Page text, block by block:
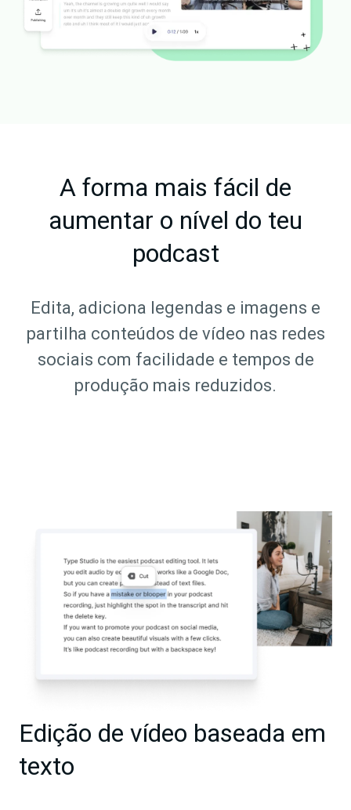
A forma mais fácil de
aumentar o nível do teu
podcast
Edita, adiciona legendas e imagens e
partilha conteúdos de vídeo nas redes
sociais com facilidade e tempos de
produção mais reduzidos.
Edição de vídeo baseada em
texto